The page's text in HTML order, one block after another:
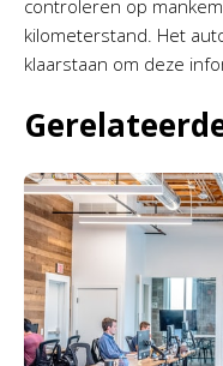
controleren op
kilometerstand. Het
klaarstaan om deze